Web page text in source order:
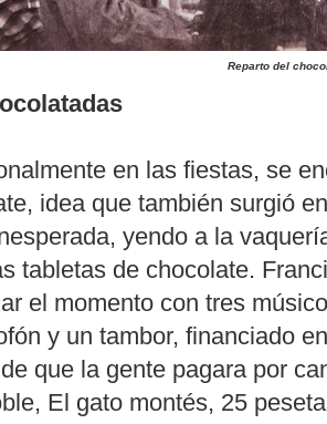
Reparto del
en las fiestas, se
idea que también surgió
yendo a la
tabletas de chocolate.
el momento con tres
y un tambor, financiado
que la gente pagara por
El gato montés, 25